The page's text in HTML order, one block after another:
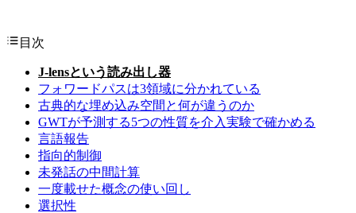
目次
J-lensという読み出し器
フォワードパスは3領域に分かれている
古典的な埋め込み空間と何が違うのか
GWTが予測する5つの性質を介入実験で確かめる
言語報告
指向的制御
未発話の中間計算
一度載せた概念の使い回し
選択性